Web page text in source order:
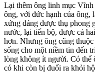
Lại thêm ông linh mục
ông, với đức hạnh của ông,
xứng đáng được thụ phong
nước, lại tiến bộ, được cả
hơn. Nhưng ông cũng
sống cho một niềm tin đến
lòng không ít người. Có thể
có khi còn bị đuổi ra khỏi